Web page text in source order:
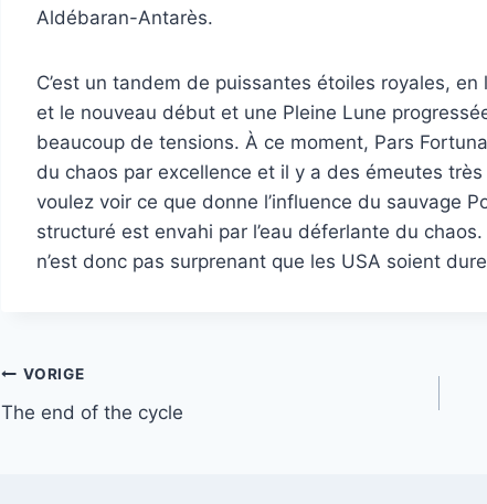
Aldébaran-Antarès.
C’est un tandem de puissantes étoiles royales,
et le nouveau début et une Pleine Lune
beaucoup de tensions. À ce moment, Pars
du chaos par excellence et il y a des émeutes
voulez voir ce que donne l’influence du sauvage
structuré est envahi par l’eau déferlante du
n’est donc pas surprenant que les USA soient
Bericht
navigatie
VORIGE
The end of the cycle